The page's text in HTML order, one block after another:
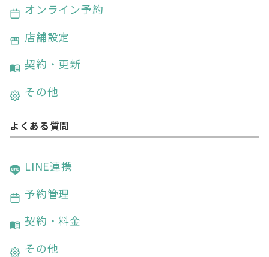
オンライン予約
店舗設定
契約・更新
その他
よくある質問
LINE連携
予約管理
契約・料金
その他